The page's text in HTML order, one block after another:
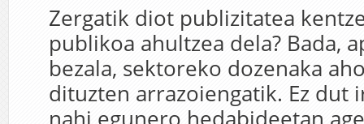
Zergatik diot publizitatea
publikoa ahultzea dela? Bada,
bezala, sektoreko dozenaka
dituzten arrazoiengatik. Ez dut